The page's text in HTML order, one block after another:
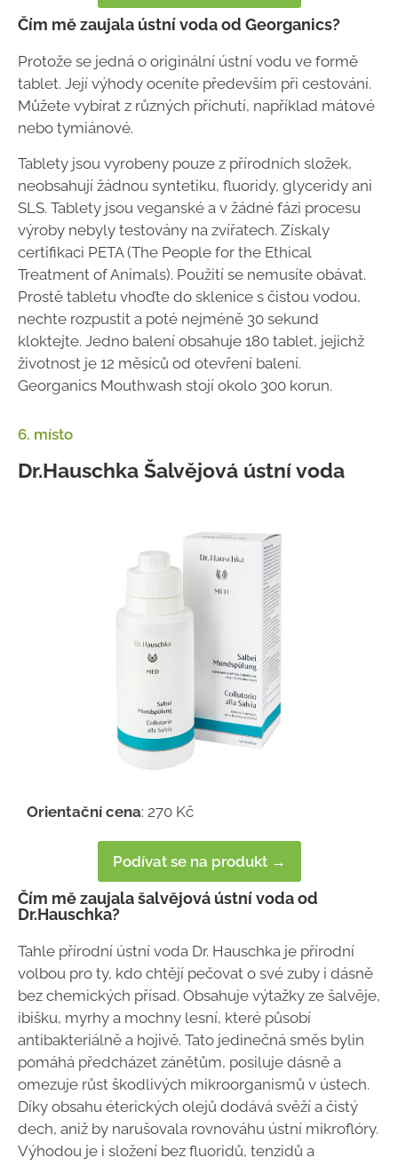
Čím mě zaujala ústní voda od Georganics?
Protože se jedná o originální ústní vodu ve formě
tablet. Její výhody oceníte především při cestování.
Můžete vybírat z různých příchutí, například mátové
nebo tymiánové.
Tablety jsou vyrobeny pouze z přírodních složek,
neobsahují žádnou syntetiku, fluoridy, glyceridy ani
SLS. Tablety jsou veganské a v žádné fázi procesu
výroby nebyly testovány na zvířatech. Získaly
certifikaci PETA (The People for the Ethical
Treatment of Animals). Použití se nemusíte obávat.
Prostě tabletu vhoďte do sklenice s čistou vodou,
nechte rozpustit a poté nejméně 30 sekund
kloktejte. Jedno balení obsahuje 180 tablet, jejichž
životnost je 12 měsíců od otevření balení.
Georganics Mouthwash stojí okolo 300 korun.
6. místo
Dr.Hauschka Šalvějová ústní voda
Orientační cena: 270 Kč
Podívat se na produkt →
Čím mě zaujala šalvějová ústní voda od
Dr.Hauschka?
Tahle přírodní ústní voda Dr. Hauschka je přírodní
volbou pro ty, kdo chtějí pečovat o své zuby i dásně
bez chemických přísad. Obsahuje výtažky ze šalvěje,
ibišku, myrhy a mochny lesní, které působí
antibakteriálně a hojivě. Tato jedinečná směs bylin
pomáhá předcházet zánětům, posiluje dásně a
omezuje růst škodlivých mikroorganismů v ústech.
Díky obsahu éterických olejů dodává svěží a čistý
dech, aniž by narušovala rovnováhu ústní mikroflóry.
Výhodou je i složení bez fluoridů, tenzidů a